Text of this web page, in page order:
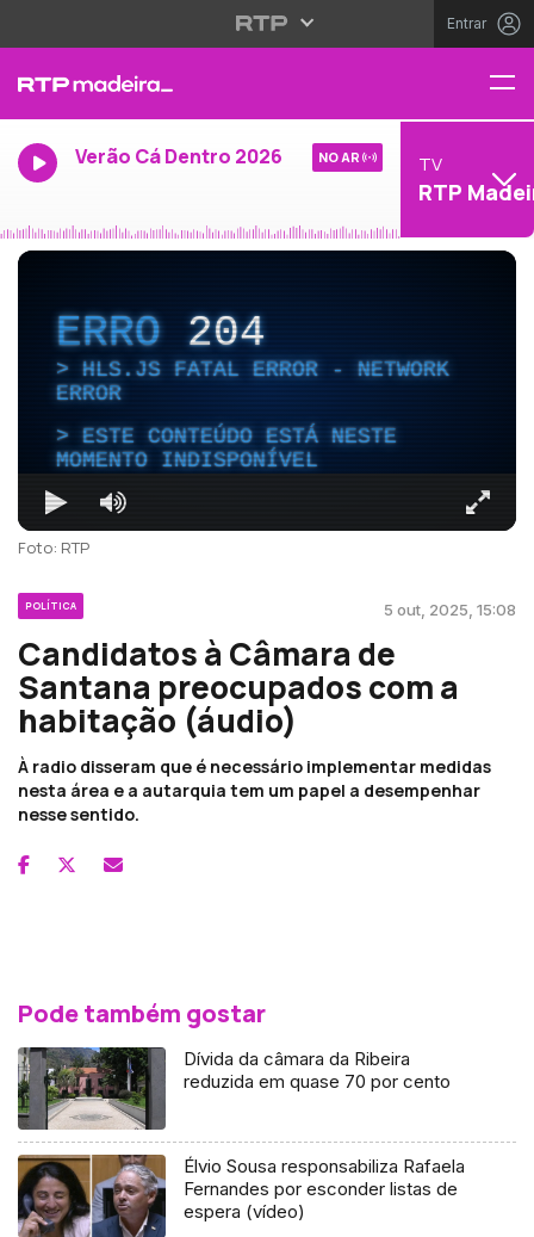
Entrar
Verão Cá Dentro 2026 NO AR TV
RTP
ERRO204
HLS.JS FATAL ERROR - NETWORK
ERROR
ESTE CONTEÚDO ESTÁ NESTE
MOMENTO INDISPONÍVEL
Foto: RTP
POLÍTICA 5 out, 2025, 15:08
Candidatos à Câmara de
Santana preocupados com a
habitação (áudio)
À radio disseram que é necessário implementar medidas
nesta área e a autarquia tem um papel a desempenhar
nesse sentido.
Pode também gostar
Dívida da câmara da Ribeira
reduzida em quase 70 por cento
Élvio Sousa responsabiliza Rafaela
Fernandes por esconder listas de
espera (vídeo)